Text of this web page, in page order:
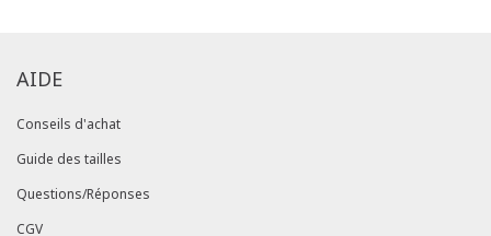
AIDE
Conseils d'achat
Guide des tailles
Questions/Réponses
CGV